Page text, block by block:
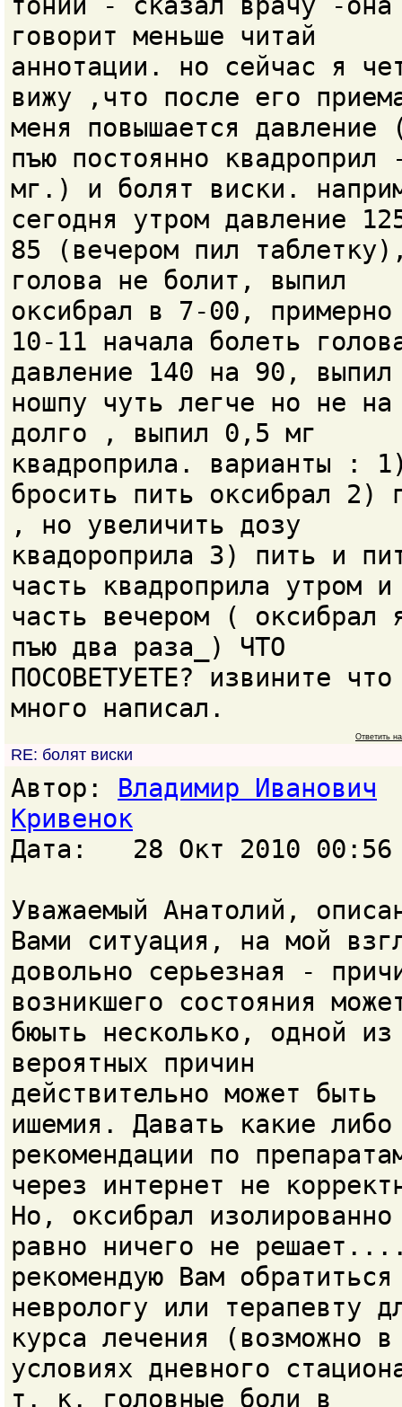
говорит меньше читай
аннотации. но сейчас я
вижу ,что после его
меня повышается давление
пъю постоянно квадроприл
мг.) и болят виски.
сегодня утром давление
85 (вечером пил
голова не болит, выпил
оксибрал в 7-00,
10-11 начала болеть
давление 140 на 90, выпил
ношпу чуть легче но не на
долго , выпил 0,5 мг
квадроприла. варианты :
бросить пить оксибрал 2)
, но увеличить дозу
квадороприла 3) пить и
часть квадроприла утром и
часть вечером ( оксибрал
пъю два раза_) ЧТО
ПОСОВЕТУЕТЕ? извините что
много написал.
Ответить
RE: болят виски
Автор: Владимир Иванович
Кривенок
Дата: 28 Окт 2010 00:56
Уважаемый Анатолий,
Вами ситуация, на мой
довольно серьезная -
возникшего состояния
бюыть несколько, одной из
вероятных причин
действительно может быть
ишемия. Давать какие либо
рекомендации по
через интернет не
Но, оксибрал
равно ничего не
рекомендую Вам
неврологу или терапевту
курса лечения (возможно в
условиях дневного
т. к. головные боли в